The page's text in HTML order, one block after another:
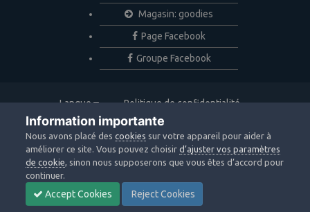
Magasin: goodies
Page Facebook
Groupe Facebook
Langue
Politique de confidentialité
Nous contacter
Copyright © 2020 Webastro
Powered by Invision Community
Information importante
Nous avons placé descookies sur votre appareil pour aider à
améliorer ce site. Vous pouvez choisird’ajuster vos paramètres
de cookie, sinon nous supposerons que vous êtes d’accord pour
continuer.
Accept Cookies Reject Cookies